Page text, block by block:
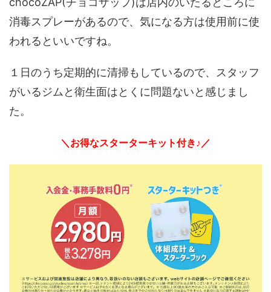
消毒スプレーがあるので、気になる方は使用前に使
われるといいですね。
１日のうち定期的に清掃もしているので、スタッフ
がいるジムと衛生面はとくに問題ないと感じまし
た。
＼お得なスターターキット付き♪／